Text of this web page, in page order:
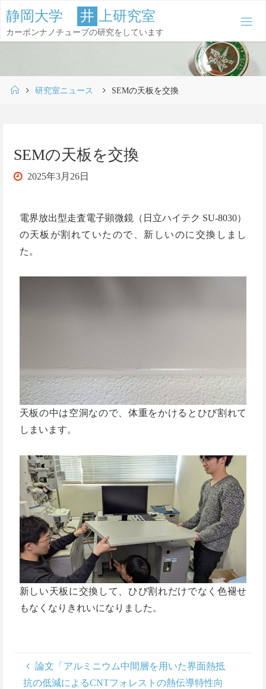
コ
ン
テ
ツ
静岡大学 井 上研究室
カーボンナノチューブの研究をしています
ホ
研究室ニュース SEMの天板を交換
SEMの天板を交換
2025年3月26日
電界放出型走査電子顕微鏡（日立ハイテク SU-8030）
の天板が割れていたので、新しいのに交換しまし
た。
天板の中は空洞なので、体重をかけるとひび割れて
しまいます。
新しい天板に交換して、ひび割れだけでなく色褪せ
もなくなりきれいになりました。
論文「アルミニウム中間層を用いた界面熱抵
抗の低減によるCNTフォレストの熱伝導特性向